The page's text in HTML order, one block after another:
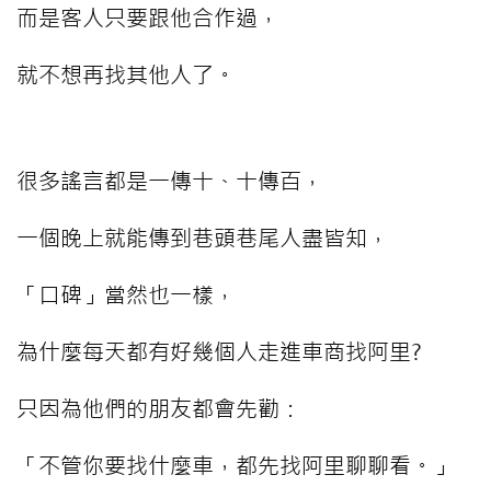
而是客人只要跟他合作過，
就不想再找其他人了。
很多謠言都是一傳十、十傳百，
一個晚上就能傳到巷頭巷尾人盡皆知，
「口碑」當然也一樣，
為什麼每天都有好幾個人走進車商找阿里?
只因為他們的朋友都會先勸：
「不管你要找什麼車，都先找阿里聊聊看。」